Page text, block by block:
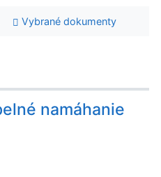
Vybrané dokumenty
namáhanie